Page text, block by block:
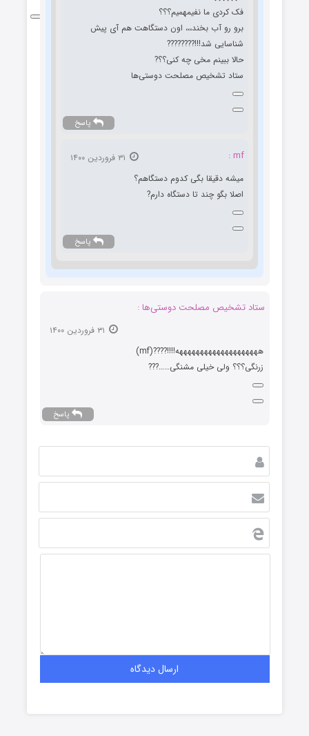
فک کردی ما نفیمهمیم؟؟؟
برو رو آب بخند،،، اون دستگاهت هم آی پیش
شناسایی شد!!!????????
حالا ببینم مخی چه کنی؟؟?
ستاد تشخیص مصلحت دوستی‌ها
پاسخ
mf :
میشه دقیقا بگی کدوم دستگاهم؟
اصلا بگو چند تا دستگاه دارم?
پاسخ
ستاد تشخیص مصلحت دوستی‌ها :
ههههههههههههههههههههه!!!!????(mf)
زرنگی؟؟؟ ولی خیلی مشنگی……???
پاسخ